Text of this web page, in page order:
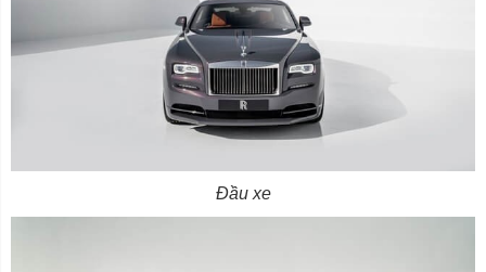
Đầu xe